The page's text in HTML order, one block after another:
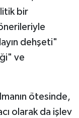
bir
dehşeti"
ve
ötesinde,
olarak da işlev